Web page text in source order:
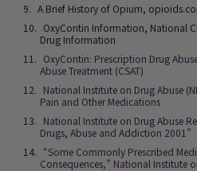
A Brief History of Opium,
OxyContin Information, National
Drug Information
OxyContin: Prescription Drug
Abuse Treatment (CSAT)
National Institute on Drug Abuse
Pain and Other Medications
National Institute on Drug Abuse
Drugs, Abuse and Addiction 2001”
“Some Commonly Prescribed
Consequences,” National Institute